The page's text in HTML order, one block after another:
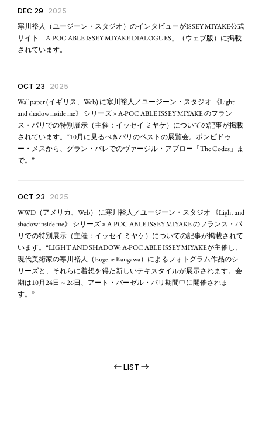
DEC 29 2025
寒川裕人（ユージーン・スタジオ）のインタビューがISSEY MIYAKE公式
サイト「A-POC ABLE ISSEY MIYAKE DIALOGUES」（ウェブ版）に掲載
されています。
OCT 23 2025
Wallpaper (イギリス、Web) に寒川裕人／ユージーン・スタジオ 《Light
and shadow inside me》 シリーズ × A-POC ABLE ISSEY MIYAKE のフラン
ス・パリでの特別展示（主催：イッセイ ミヤケ）についての記事が掲載
されています。“10月に見るべきパリのベストの展覧会。ポンピドゥ
ー・メスから、グラン・パレでのヴァージル・アブロー「The Codes」ま
で。”
OCT 23 2025
WWD（アメリカ、Web） に寒川裕人／ユージーン・スタジオ 《Light and
shadow inside me》 シリーズ × A-POC ABLE ISSEY MIYAKE のフランス・パ
リでの特別展示（主催：イッセイ ミヤケ）についての記事が掲載されて
います。“LIGHT AND SHADOW: A-POC ABLE ISSEY MIYAKEが主催し、
現代美術家の寒川裕人（Eugene Kangawa）によるフォトグラム作品のシ
リーズと、それらに着想を得た新しいテキスタイルが展示されます。会
期は10月24日～26日、アート・バーゼル・パリ期間中に開催されま
す。”
LIST